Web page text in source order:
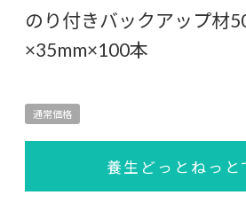
のり付きバックアップ材
×35mm×100本
通常価格
養生どっとねっと